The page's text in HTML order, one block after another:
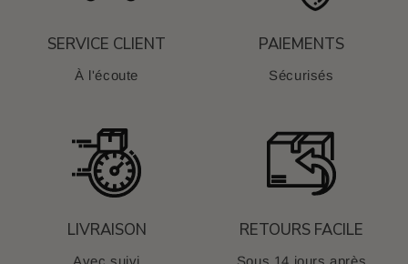
SERVICE CLIENT
À l'écoute
PAIEMENTS
Sécurisés
LIVRAISON
Avec suivi
RETOURS FACILE
Sous 14 jours après